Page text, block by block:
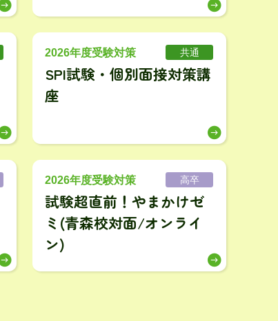
2026年度受験対策 共通
SPI試験・個別面接対策講
座
2026年度受験対策 高卒
試験超直前！やまかけゼ
ミ(青森校対面/オンライ
ン)